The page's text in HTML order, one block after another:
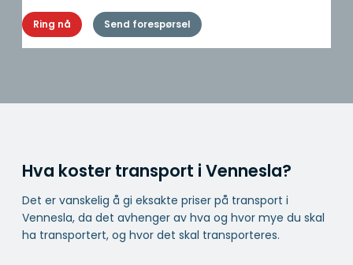
Ring nå Send forespørsel
Hva koster transport i Vennesla?
Det er vanskelig å gi eksakte priser på transport i
Vennesla, da det avhenger av hva og hvor mye du skal
ha transportert, og hvor det skal transporteres.